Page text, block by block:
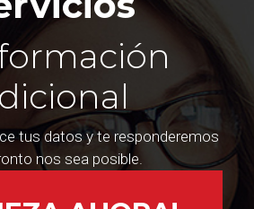
tus datos y te responderemos
nos sea posible.